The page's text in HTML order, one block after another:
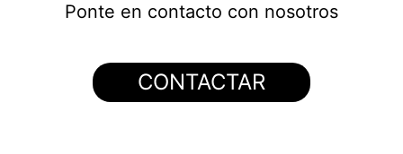
Ponte en contacto con nosotros
CONTACTAR